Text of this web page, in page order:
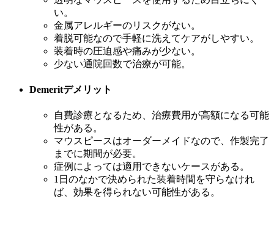
い。
金属アレルギーのリスクがない。
着脱可能なので手軽に洗えてケアがしやすい。
装着時の圧迫感や痛みが少ない。
少ない通院回数で治療が可能。
Demeritデメリット
自費診療となるため、治療費用が高額になる可能
性がある。
マウスピースはオーダーメイドなので、作製完了
までに期間が必要。
症例によっては適用できないケースがある。
1日のなかで決められた装着時間を守らなけれ
ば、効果を得られない可能性がある。